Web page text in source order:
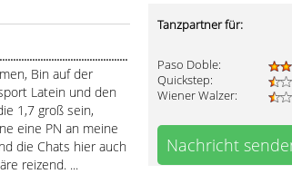
Bin auf der
Latein und den
1,7 groß sein,
eine PN an meine
die Chats hier auch
reizend. ...
Tanzpartner für:
Paso Doble:
Quickstep:
Wiener Walzer:
Nachricht